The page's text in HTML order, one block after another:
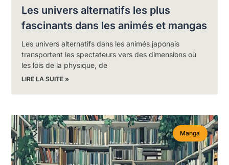
Les univers alternatifs les plus
fascinants dans les animés et mangas
Les univers alternatifs dans les animés japonais
transportent les spectateurs vers des dimensions où
les lois de la physique, de
LIRE LA SUITE »
Manga